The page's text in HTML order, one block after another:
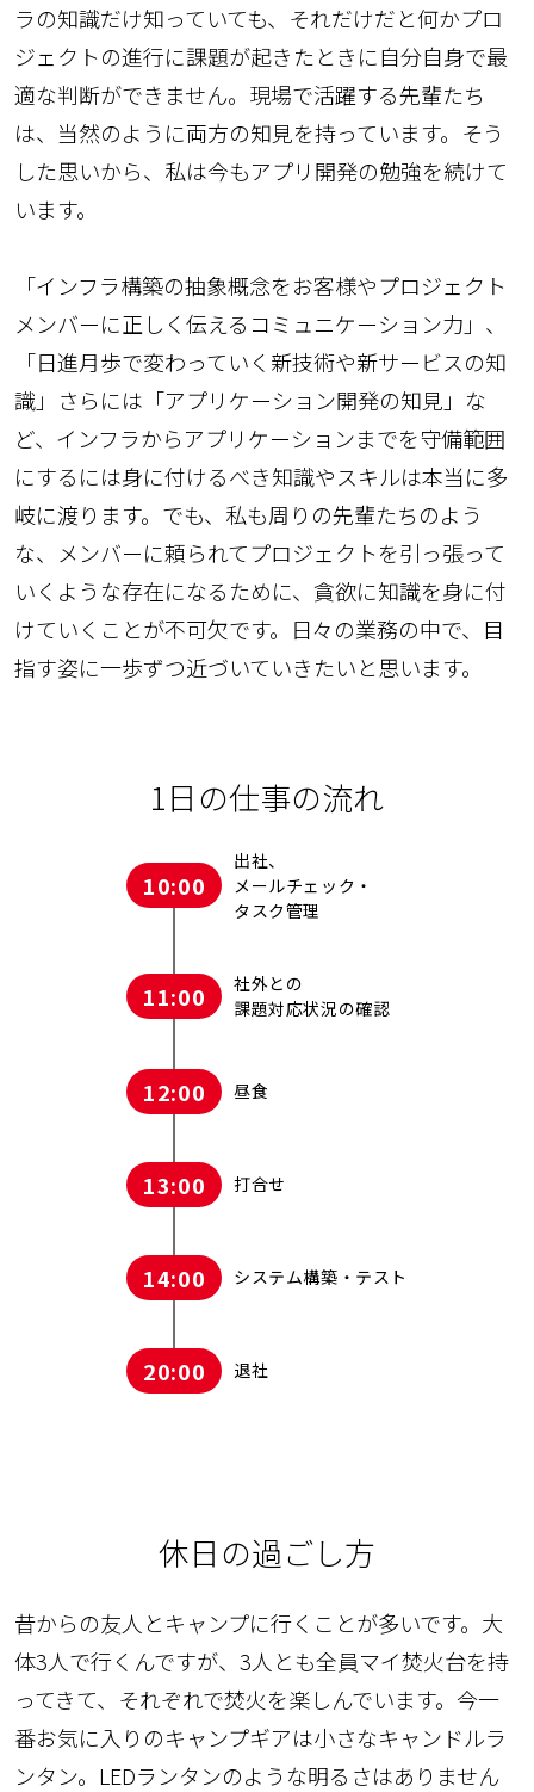
ラの知識だけ知っていても、それだけだと何かプロ
ジェクトの進行に課題が起きたときに自分自身で最
適な判断ができません。現場で活躍する先輩たち
は、当然のように両方の知見を持っています。そう
した思いから、私は今もアプリ開発の勉強を続けて
います。
「インフラ構築の抽象概念をお客様やプロジェクト
メンバーに正しく伝えるコミュニケーション力」、
「日進月歩で変わっていく新技術や新サービスの知
識」さらには「アプリケーション開発の知見」な
ど、インフラからアプリケーションまでを守備範囲
にするには身に付けるべき知識やスキルは本当に多
岐に渡ります。でも、私も周りの先輩たちのよう
な、メンバーに頼られてプロジェクトを引っ張って
いくような存在になるために、貪欲に知識を身に付
けていくことが不可欠です。日々の業務の中で、目
指す姿に一歩ずつ近づいていきたいと思います。
1日の仕事の流れ
10:00
出社、
メールチェック・
タスク管理
11:00
社外との
課題対応状況の確認
12:00 昼食
13:00 打合せ
14:00 システム構築・テスト
20:00 退社
休日の過ごし方
昔からの友人とキャンプに行くことが多いです。大
体3人で行くんですが、3人とも全員マイ焚火台を持
ってきて、それぞれで焚火を楽しんでいます。今一
番お気に入りのキャンプギアは小さなキャンドルラ
ンタン。LEDランタンのような明るさはありません